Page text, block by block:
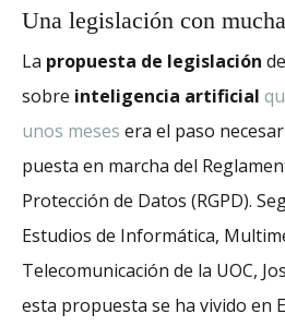
Una legislación con
La propuesta de legislación
sobre inteligencia artificial
unos meses era el paso
puesta en marcha del
Protección de Datos (RGPD).
Estudios de Informática,
Telecomunicación de la UOC,
esta propuesta se ha vivido en